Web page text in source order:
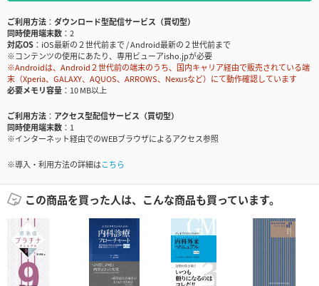
ご利用方法
ダウンロード型配信サービス（買切型）
同時使用端末数
2
対応OS
iOS最新の２世代前まで / Android最新の２世代前まで
※コンテンツの使用にあたり、専用ビューアisho.jpが必要
※Androidは、Android２世代前の端末のうち、国内キャリア経由で販売されている端
末（Xperia、GALAXY、AQUOS、ARROWS、Nexusなど）にて動作確認しています
必要メモリ容量
10 MB以上
ご利用方法
アクセス型配信サービス（買切型）
同時使用端末数
1
※インターネット経由でのWEBブラウザによるアクセス参照
※導入・利用方法の詳細はこちら
この商品を買った人は、こんな商品も買っています。